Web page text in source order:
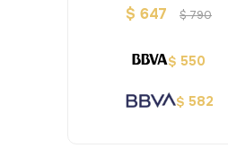
Animales Asombrosos
$ 647 $790
$ 550
$ 582